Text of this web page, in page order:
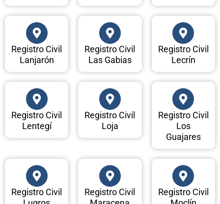
Registro Civil
Lanjarón
Registro Civil
Las Gabias
Registro Civil
Lecrín
Registro Civil
Lentegí
Registro Civil
Loja
Registro Civil
Los
Guajares
Registro Civil
Registro Civil
Registro Civil